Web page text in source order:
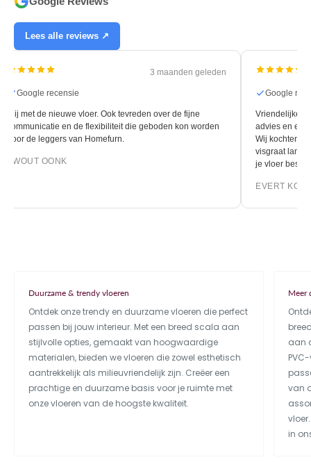
Lees alle reviews ↗
3 maanden geleden
Google recensie
Blij met de nieuwe vloer. Ook tevreden over de fijne
communicatie en de flexibiliteit die geboden kon worden
door de leggers van Homefurn.
EWOUT OONK
Google
Vriendelijke
advies en
Wij kochten
visgraat
je vloer
EVERT KOK
Duurzame & trendy vloeren
Ontdek onze trendy en duurzame vloeren die perfect
passen bij jouw interieur. Met een breed scala aan
stijlvolle opties, gemaakt van hoogwaardige
materialen, bieden we vloeren die zowel esthetisch
aantrekkelijk als milieuvriendelijk zijn. Creëer een
prachtige en duurzame basis voor je ruimte met
onze vloeren van de hoogste kwaliteit.
Meer
aan
van
in